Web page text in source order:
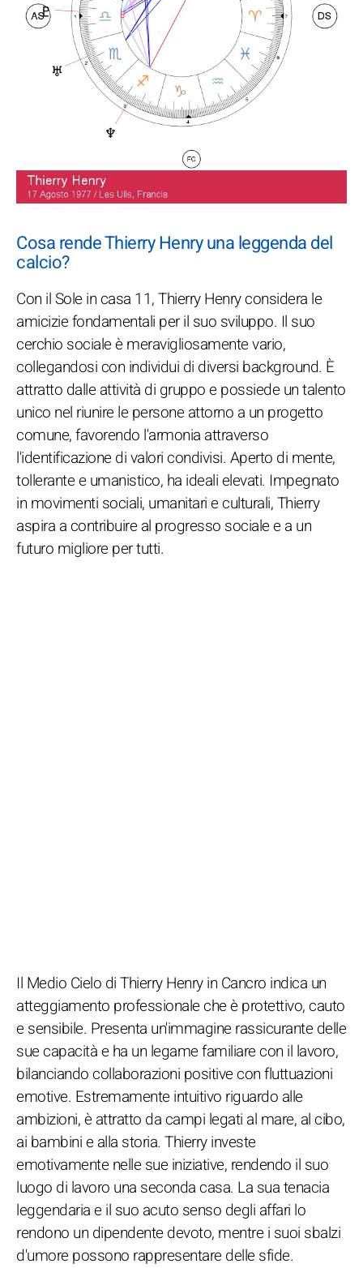
Cosa rende Thierry Henry una leggenda del
calcio?
Con il Sole in casa 11, Thierry Henry considera le
amicizie fondamentali per il suo sviluppo. Il suo
cerchio sociale è meravigliosamente vario,
collegandosi con individui di diversi background. È
attratto dalle attività di gruppo e possiede un talento
unico nel riunire le persone attorno a un progetto
comune, favorendo l'armonia attraverso
l'identificazione di valori condivisi. Aperto di mente,
tollerante e umanistico, ha ideali elevati. Impegnato
in movimenti sociali, umanitari e culturali, Thierry
aspira a contribuire al progresso sociale e a un
futuro migliore per tutti.
Il Medio Cielo di Thierry Henry in Cancro indica un
atteggiamento professionale che è protettivo, cauto
e sensibile. Presenta un'immagine rassicurante delle
sue capacità e ha un legame familiare con il lavoro,
bilanciando collaborazioni positive con fluttuazioni
emotive. Estremamente intuitivo riguardo alle
ambizioni, è attratto da campi legati al mare, al cibo,
ai bambini e alla storia. Thierry investe
emotivamente nelle sue iniziative, rendendo il suo
luogo di lavoro una seconda casa. La sua tenacia
leggendaria e il suo acuto senso degli affari lo
rendono un dipendente devoto, mentre i suoi sbalzi
d'umore possono rappresentare delle sfide.